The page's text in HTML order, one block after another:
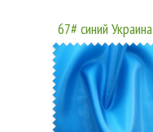
67# синий Украина